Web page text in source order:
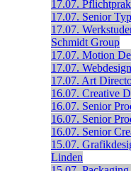
17.07.
17.07. Senior
17.07.
Schmidt Group
17.07. Motion
17.07.
17.07. Art
16.07. Creative
16.07. Senior
16.07. Senior
16.07. Senior
15.07.
Linden